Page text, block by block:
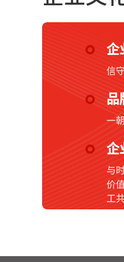
企
信
品
一
企
与
价
工